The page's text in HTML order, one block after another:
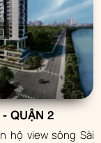
QUẬN 2
hộ view sông Sài